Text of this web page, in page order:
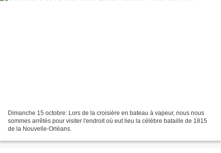
Dimanche 15 octobre: Lors de la croisière en bateau à vapeur, nous nous
sommes arrêtés pour visiter l'endroit où eut lieu la célèbre bataille de 1815
de la Nouvelle-Orléans.